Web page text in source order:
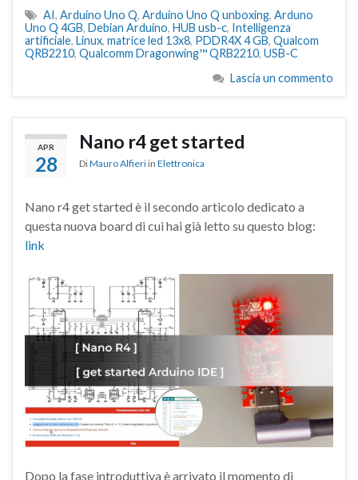
AI, Arduino Uno Q, Arduino Uno Q unboxing, Arduno
Uno Q 4GB, Debian Arduino, HUB usb-c, Intelligenza
artificiale, Linux, matrice led 13x8, PDDR4X 4 GB, Qualcom
QRB2210, Qualcomm Dragonwing™ QRB2210, USB-C
Lascia un commento
APR
28
Nano r4 get started
DiMauro Alfieri in Elettronica
Nano r4 get started è il secondo articolo dedicato a
questa nuova board di cui hai già letto su questo blog:
link
Dopo la fase introduttiva è arrivato il momento di